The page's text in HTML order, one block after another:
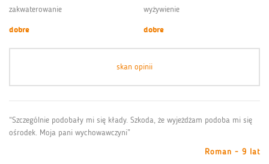
zakwaterowanie
dobre
wyżywienie
dobre
skan opinii
“Szczególnie podobały mi się kłady. Szkoda, że wyjeżdżam podoba mi się
ośrodek. Moja pani wychowawczyni”
Roman - 9 lat